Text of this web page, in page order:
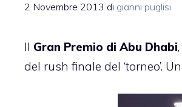
2 Novembre 2013 di gianni puglisi
Il Gran Premio di Abu Dhabi
del rush finale del ‘torneo’.